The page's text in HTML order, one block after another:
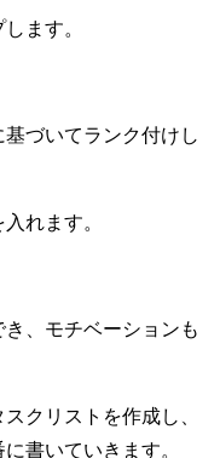
ます。
づいてランク付けし
れます。
、モチベーションも
クリストを作成し、
書いていきます。